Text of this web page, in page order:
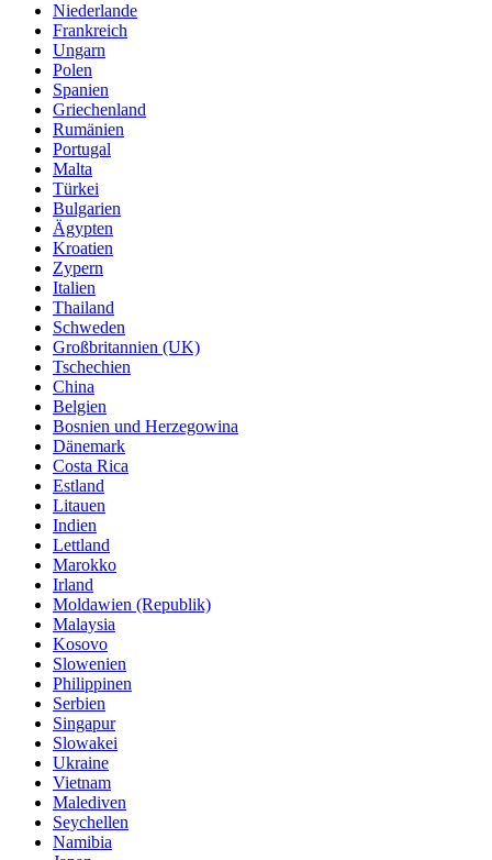
Niederlande
Frankreich
Ungarn
Polen
Spanien
Griechenland
Rumänien
Portugal
Malta
Türkei
Bulgarien
Ägypten
Kroatien
Zypern
Italien
Thailand
Schweden
Großbritannien (UK)
Tschechien
China
Belgien
Bosnien und Herzegowina
Dänemark
Costa Rica
Estland
Litauen
Indien
Lettland
Marokko
Irland
Moldawien (Republik)
Malaysia
Kosovo
Slowenien
Philippinen
Serbien
Singapur
Slowakei
Ukraine
Vietnam
Malediven
Seychellen
Namibia